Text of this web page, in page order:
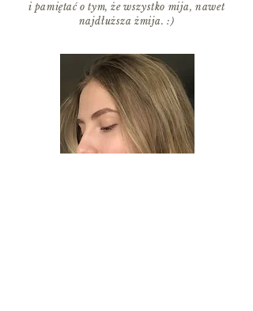
i pamiętać o tym, że wszystko mija, nawet
najdłuższa żmija. :)